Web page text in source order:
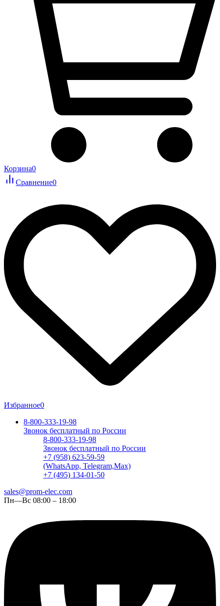
Корзина0
Сравнение0
Избранное0
8-800-333-19-98
Звонок бесплатный по России
8-800-333-19-98
Звонок бесплатный по России
+7 (958) 623-59-59
(WhatsApp, Telegram,Max)
+7 (495) 134-01-50
sales@prom-elec.com
Пн—Вс 08:00 – 18:00